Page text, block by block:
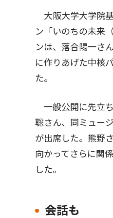
大阪大学大学院
ン「いのちの未来
ンは、落合陽一さ
に作りあげた中核
た。
一般公開に先立
聡さん、同ミュー
が出席した。熊野
向かってさらに関
した。
会話も